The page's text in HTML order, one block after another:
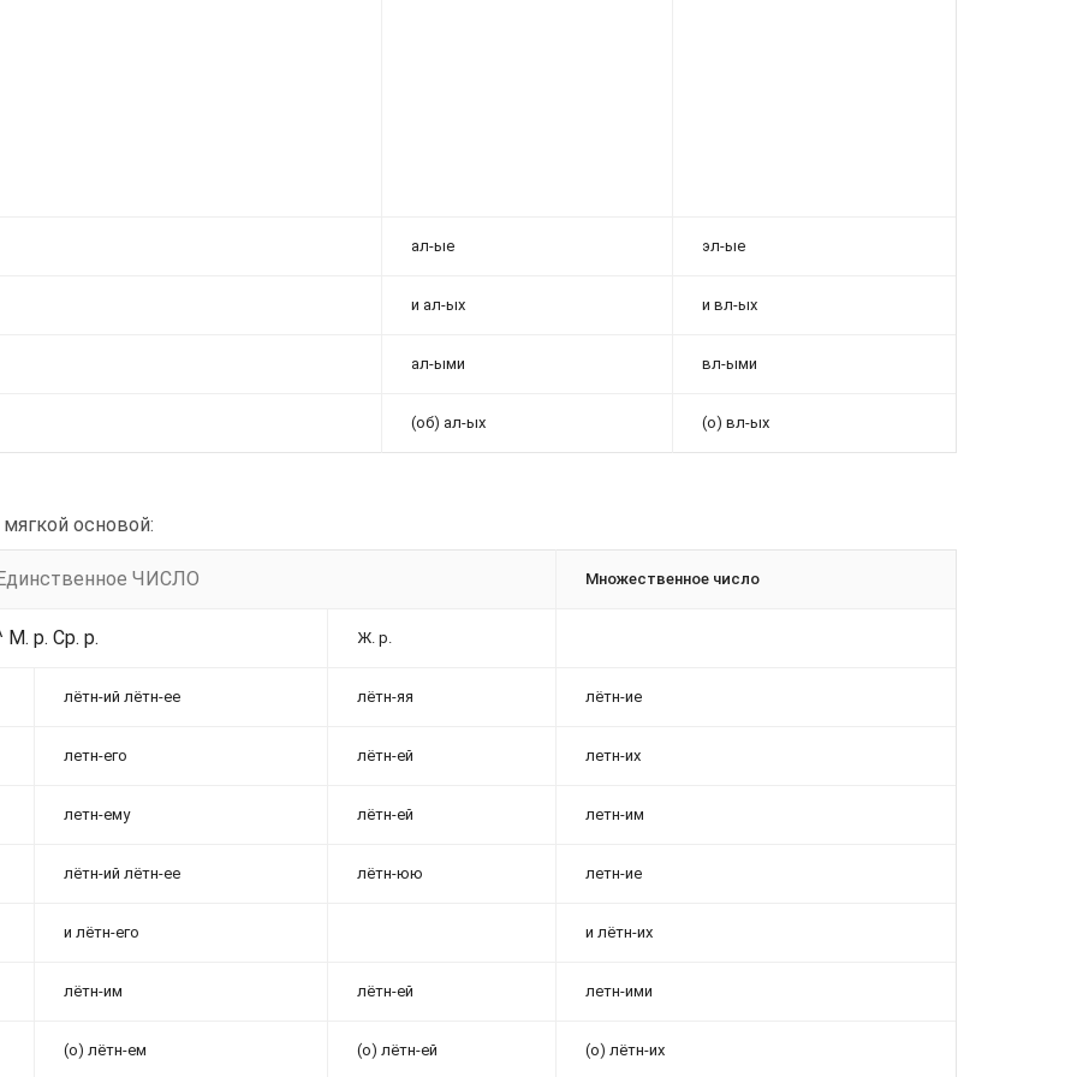
ал-ые эл-ые
и ал-ых и вл-ых
ал-ыми вл-ыми
(об) ал-ых (о) вл-ых
основой:
ЧИСЛО Множественное число
М. р. Ср. р. Ж. р.
лётн-ий лётн-ее лётн-яя лётн-ие
летн-его лётн-ей летн-их
летн-ему лётн-ей летн-им
лётн-ий лётн-ее лётн-юю летн-ие
и лётн-его и лётн-их
лётн-им лётн-ей летн-ими
(о) лётн-ем (о) лётн-ей (о) лётн-их